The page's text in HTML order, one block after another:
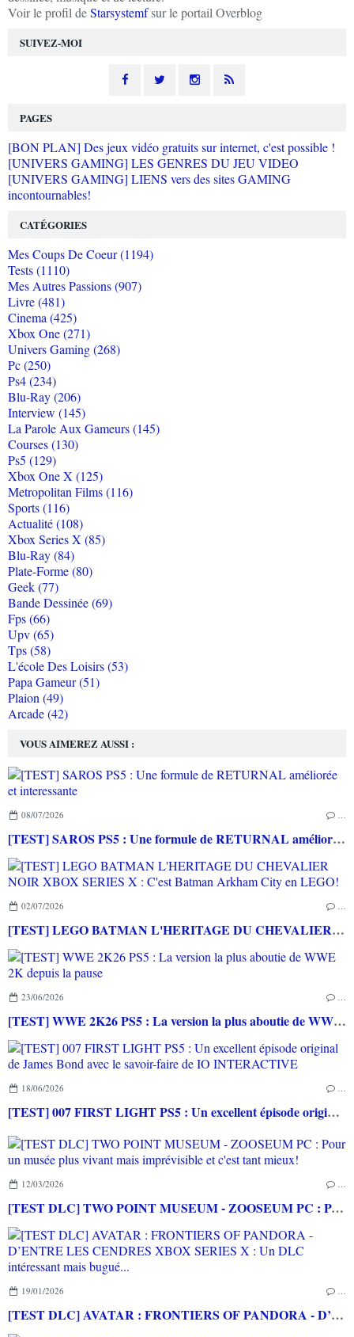
SUIVEZ-MOI
Voir le profil deStarsystemfsur le portail Overblog
VOUS AIMEREZ AUSSI :
08/07/2026 …
[TEST] SAROS PS5 : Une formule de RETURNAL améliorée et interessante
02/07/2026 …
[TEST] LEGO BATMAN L'HERITAGE DU CHEVALIER NOIR XBOX SERIES X : C'est Batman Arkham City en LEGO!
23/06/2026 …
[TEST] WWE 2K26 PS5 : La version la plus aboutie de WWE 2K depuis la pause
18/06/2026 …
[TEST] 007 FIRST LIGHT PS5 : Un excellent épisode original de James Bond avec le savoir-faire de IO INTERACTIVE
12/03/2026 …
[TEST DLC] TWO POINT MUSEUM - ZOOSEUM PC : Pour un musée plus vivant mais imprévisible et c'est tant mieux!
19/01/2026 …
[TEST DLC] AVATAR : FRONTIERS OF PANDORA - D’ENTRE LES CENDRES XBOX SERIES X : Un DLC intéressant mais bugué...
PAGES
[BON PLAN] Des jeux vidéo gratuits sur internet, c'est possible !
[UNIVERS GAMING] LES GENRES DU JEU VIDEO
[UNIVERS GAMING] LIENS vers des sites GAMING
incontournables!
CATÉGORIES
Mes Coups De Coeur (1194)
Tests (1110)
Mes Autres Passions (907)
Livre (481)
Cinema (425)
Xbox One (271)
Univers Gaming (268)
Pc (250)
Ps4 (234)
Blu-Ray (206)
Interview (145)
La Parole Aux Gameurs (145)
Courses (130)
Ps5 (129)
Xbox One X (125)
Metropolitan Films (116)
Sports (116)
Actualité (108)
Xbox Series X (85)
Blu-Ray (84)
Plate-Forme (80)
Geek (77)
Bande Dessinée (69)
Fps (66)
Upv (65)
Tps (58)
L'école Des Loisirs (53)
Papa Gameur (51)
Plaion (49)
Arcade (42)